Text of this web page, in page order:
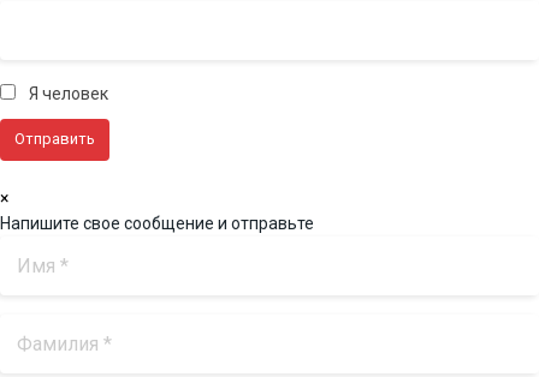
Я человек
×
Напишите свое сообщение и отправьте